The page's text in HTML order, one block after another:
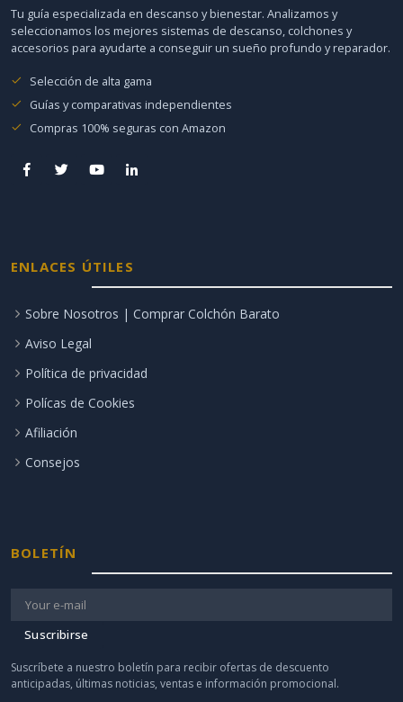
Tu guía especializada en descanso y bienestar. Analizamos y
seleccionamos los mejores sistemas de descanso, colchones y
accesorios para ayudarte a conseguir un sueño profundo y reparador.
Selección de alta gama
Guías y comparativas independientes
Compras 100% seguras con Amazon
ENLACES ÚTILES
Sobre Nosotros | Comprar Colchón Barato
Aviso Legal
Política de privacidad
Polícas de Cookies
Afiliación
Consejos
BOLETÍN
Suscribirse
Suscríbete a nuestro boletín para recibir ofertas de descuento
anticipadas, últimas noticias, ventas e información promocional.